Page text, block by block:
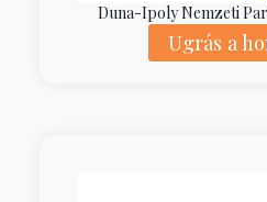
Duna-Ipoly Nemzeti
Ugrás a